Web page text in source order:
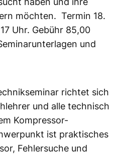
möchten. Termin 18.
Uhr. Gebühr 85,00
und
richtet sich
und alle technisch
Kompressor-
ist praktisches
Fehlersuche und